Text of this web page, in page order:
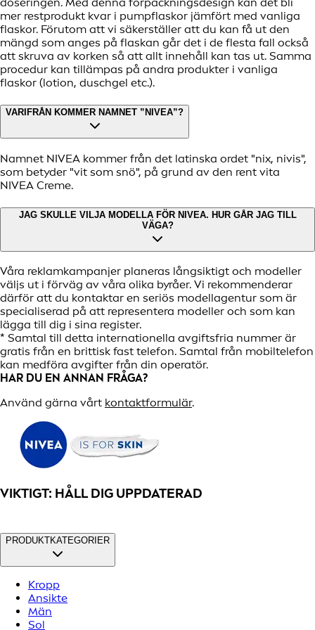
doseringen. Med denna förpackningsdesign kan det bli
mer restprodukt kvar i pumpflaskor jämfört med vanliga
flaskor. Förutom att vi säkerställer att du kan få ut den
mängd som anges på flaskan går det i de flesta fall också
att skruva av korken så att allt innehåll kan tas ut. Samma
procedur kan tillämpas på andra produkter i vanliga
flaskor (lotion, duschgel etc.).
VARIFRÅN KOMMER NAMNET ”NIVEA”?
Namnet NIVEA kommer från det latinska ordet "nix, nivis",
som betyder "vit som snö", på grund av den rent vita
NIVEA Creme.
JAG SKULLE VILJA MODELLA FÖR NIVEA. HUR GÅR JAG TILL
VÄGA?
Våra reklamkampanjer planeras långsiktigt och modeller
väljs ut i förväg av våra olika byråer. Vi rekommenderar
därför att du kontaktar en seriös modellagentur som är
specialiserad på att representera modeller och som kan
lägga till dig i sina register.
* Samtal till detta internationella avgiftsfria nummer är
gratis från en brittisk fast telefon. Samtal från mobiltelefon
kan medföra avgifter från din operatör.
HAR DU EN ANNAN FRÅGA?
Använd gärna vårt kontaktformulär.
VIKTIGT: HÅLL DIG UPPDATERAD
PRODUKTKATEGORIER
Kropp
Ansikte
Män
Sol